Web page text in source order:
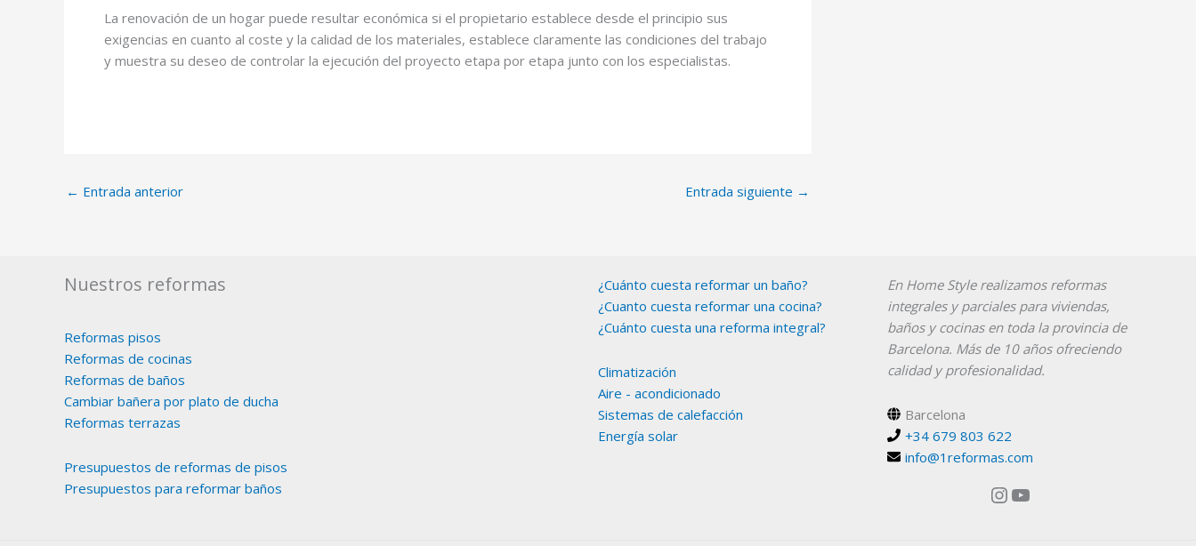
La renovación de un hogar puede resultar económica si el propietario establece desde el principio sus
exigencias en cuanto al coste y la calidad de los materiales, establece claramente las condiciones del trabajo
y muestra su deseo de controlar la ejecución del proyecto etapa por etapa junto con los especialistas.
← Entrada anterior Entrada siguiente →
Nuestros reformas
Reformas pisos
Reformas de cocinas
Reformas de baños
Cambiar bañera por plato de ducha
Reformas terrazas
Presupuestos de reformas de pisos
Presupuestos para reformar baños
¿Cuánto cuesta reformar un baño?
¿Cuanto cuesta reformar una cocina?
¿Cuánto cuesta una reforma integral?
Climatización
Aire - acondicionado
Sistemas de calefacción
Energía solar
En Home Style realizamos reformas
integrales y parciales para viviendas,
baños y cocinas en toda la provincia de
Barcelona. Más de 10 años ofreciendo
calidad y profesionalidad.
Barcelona
+34 679 803 622
info@1reformas.com
Instagram
YouTube